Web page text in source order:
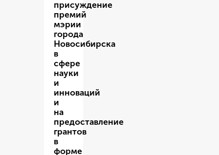
присуждение
премий
мэрии
города
Новосибирска
в
сфере
науки
и
инноваций
и
на
предоставление
грантов
в
форме